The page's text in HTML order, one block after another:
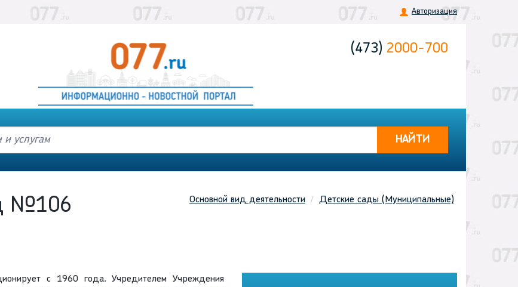
Авторизация
(473) 2000-700
НАЙТИ
Основной вид деятельности Детские сады (Муниципальные)
№106
с 1960 года. Учредителем Учреждения